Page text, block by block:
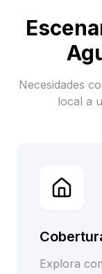
Necesidades
local a
Explora